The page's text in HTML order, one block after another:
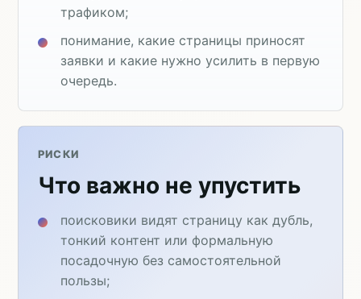
трафиком;
понимание, какие страницы приносят
заявки и какие нужно усилить в первую
очередь.
РИСКИ
Что важно не упустить
поисковики видят страницу как дубль,
тонкий контент или формальную
посадочную без самостоятельной
пользы;